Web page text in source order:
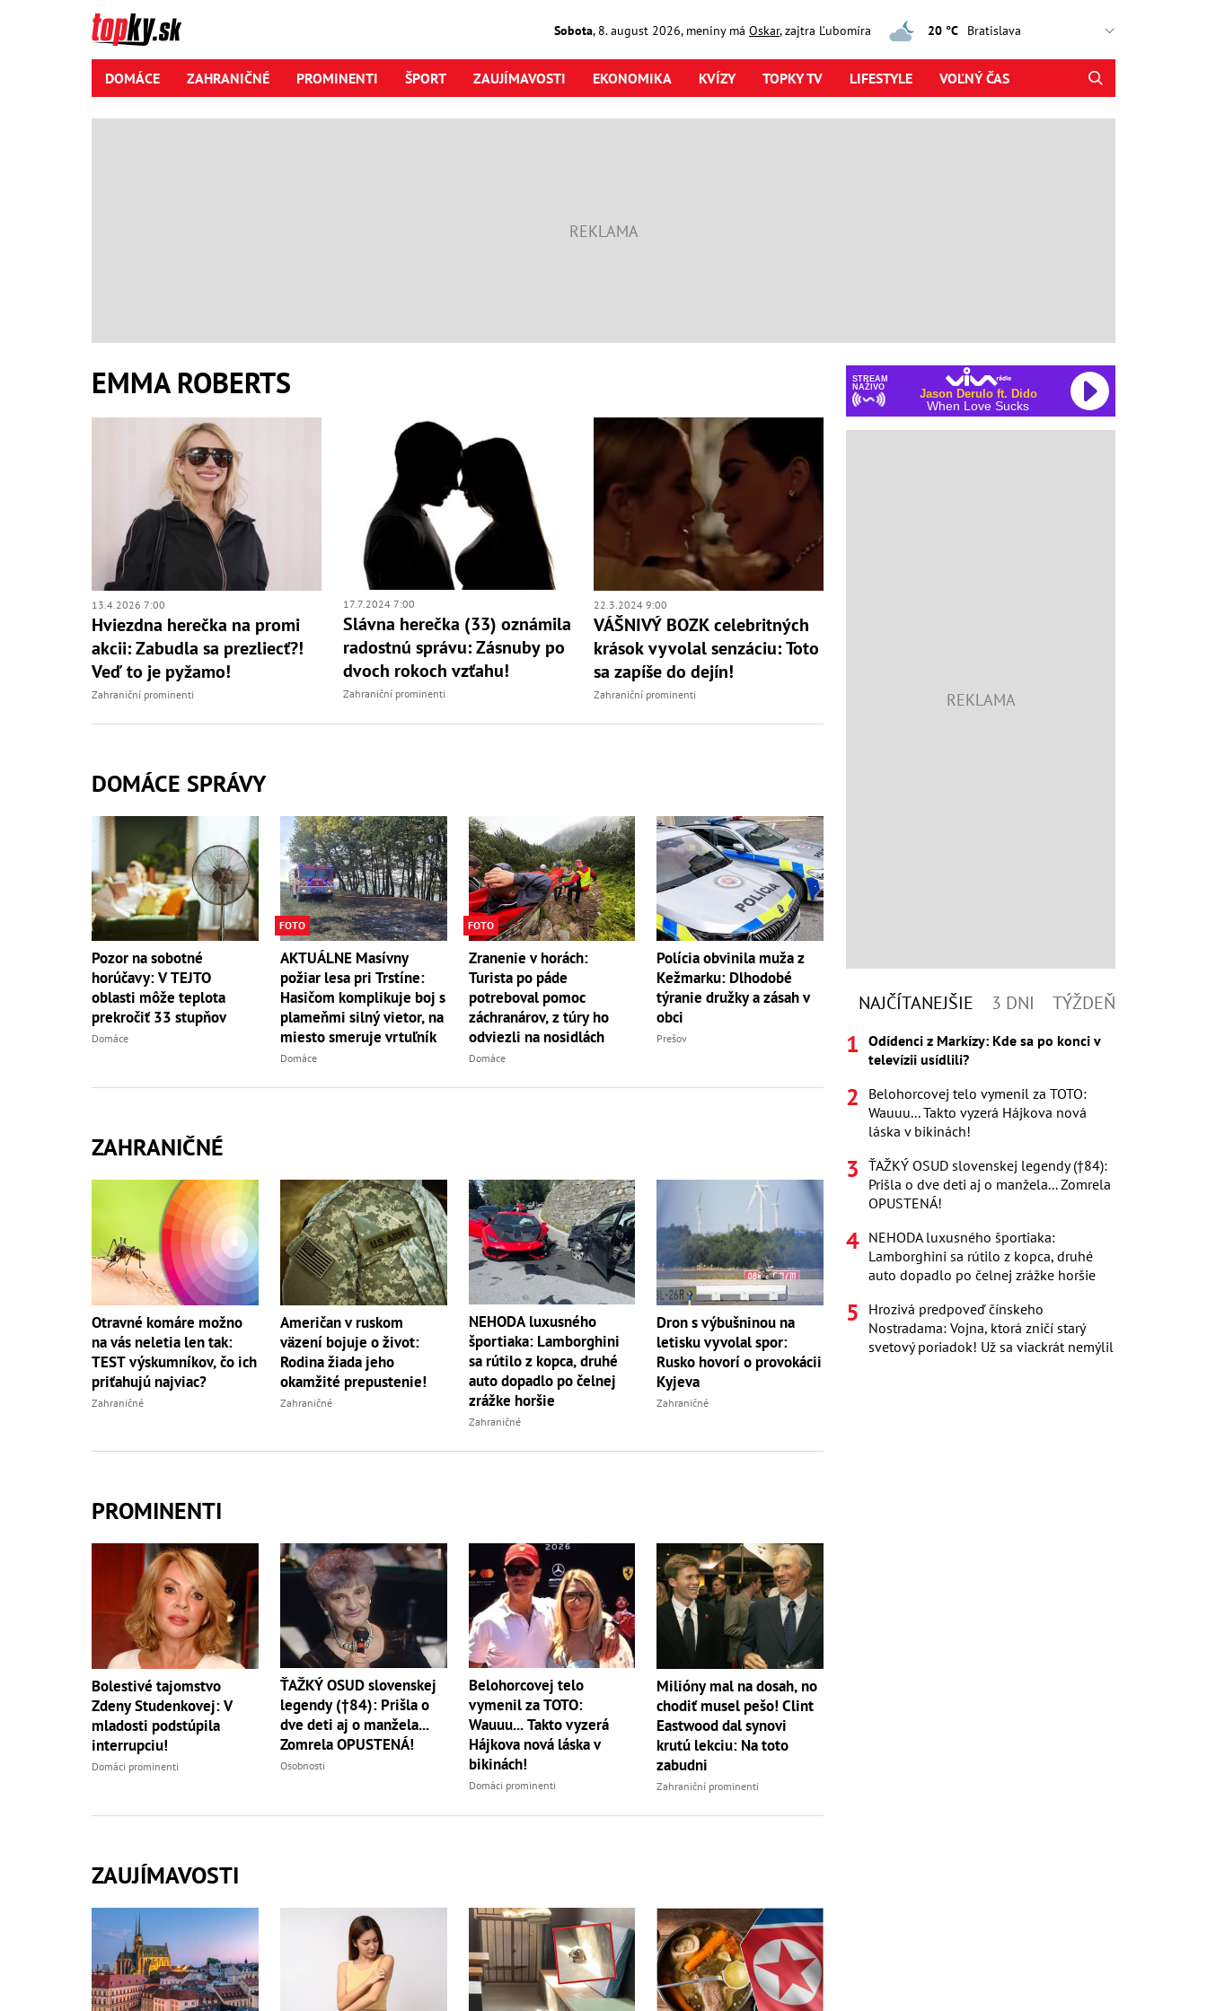
Sobota, 8. august2026, meniny má Oskar, zajtra Ľubomíra 20 °C
DOMÁCE ZAHRANIČNÉ PROMINENTI ŠPORT ZAUJÍMAVOSTI EKONOMIKA KVÍZY TOPKY TV LIFESTYLE VOĽNÝ ČAS
EMMA ROBERTS
13.4.2026 7:00
Hviezdna herečka na promi
akcii: Zabudla sa prezliecť?!
Veď to je pyžamo!
Zahraniční prominenti
17.7.2024 7:00
Slávna herečka (33) oznámila
radostnú správu: Zásnuby po
dvoch rokoch vzťahu!
Zahraniční prominenti
22.3.2024 9:00
VÁŠNIVÝ BOZK celebritných
krások vyvolal senzáciu: Toto
sa zapíše do dejín!
Zahraniční prominenti
DOMÁCE SPRÁVY
Pozor na sobotné
horúčavy: V TEJTO
oblasti môže teplota
prekročiť 33 stupňov
Domáce
FOTO
AKTUÁLNE Masívny
požiar lesa pri Trstíne:
Hasičom komplikuje boj s
plameňmi silný vietor, na
miesto smeruje vrtuľník
Domáce
FOTO
Zranenie v horách:
Turista po páde
potreboval pomoc
záchranárov, z túry ho
odviezli na nosidlách
Domáce
Polícia obvinila muža z
Kežmarku: Dlhodobé
týranie družky a zásah v
obci
Prešov
ZAHRANIČNÉ
Otravné komáre možno
na vás neletia len tak:
TEST výskumníkov, čo ich
priťahujú najviac?
Zahraničné
Američan v ruskom
väzení bojuje o život:
Rodina žiada jeho
okamžité prepustenie!
Zahraničné
NEHODA luxusného
športiaka: Lamborghini
sa rútilo z kopca, druhé
auto dopadlo po čelnej
zrážke horšie
Zahraničné
Dron s výbušninou na
letisku vyvolal spor:
Rusko hovorí o provokácii
Kyjeva
Zahraničné
PROMINENTI
Bolestivé tajomstvo
Zdeny Studenkovej: V
mladosti podstúpila
interrupciu!
Domáci prominenti
ŤAŽKÝ OSUD slovenskej
legendy (†84): Prišla o
dve deti aj o manžela...
Zomrela OPUSTENÁ!
Osobnosti
Belohorcovej telo
vymenil za TOTO:
Wauuu... Takto vyzerá
Hájkova nová láska v
bikinách!
Domáci prominenti
Milióny mal na dosah, no
chodiť musel pešo! Clint
Eastwood dal synovi
krutú lekciu: Na toto
zabudni
Zahraniční prominenti
ZAUJÍMAVOSTI
STREAM
NAŽIVO
Jason Derulo ft. Dido
When Love Sucks
NAJČÍTANEJŠIE 3 DNI TÝŽDEŇ
Odídenci z Markízy: Kde sa po konci v
televízii usídlili?
Belohorcovej telo vymenil za TOTO:
Wauuu... Takto vyzerá Hájkova nová
láska v bikinách!
ŤAŽKÝ OSUD slovenskej legendy (†84):
Prišla o dve deti aj o manžela... Zomrela
OPUSTENÁ!
NEHODA luxusného športiaka:
Lamborghini sa rútilo z kopca, druhé
auto dopadlo po čelnej zrážke horšie
Hrozivá predpoveď čínskeho
Nostradama: Vojna, ktorá zničí starý
svetový poriadok! Už sa viackrát nemýlil